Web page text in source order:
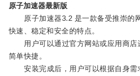
原子加速器最新版
原子加速器3.2 是一款备受推崇的
快速、稳定和安全的特点。
用户可以通过官方网站或应用商店
简单快捷。
安装完成后，用户可以根据自身需